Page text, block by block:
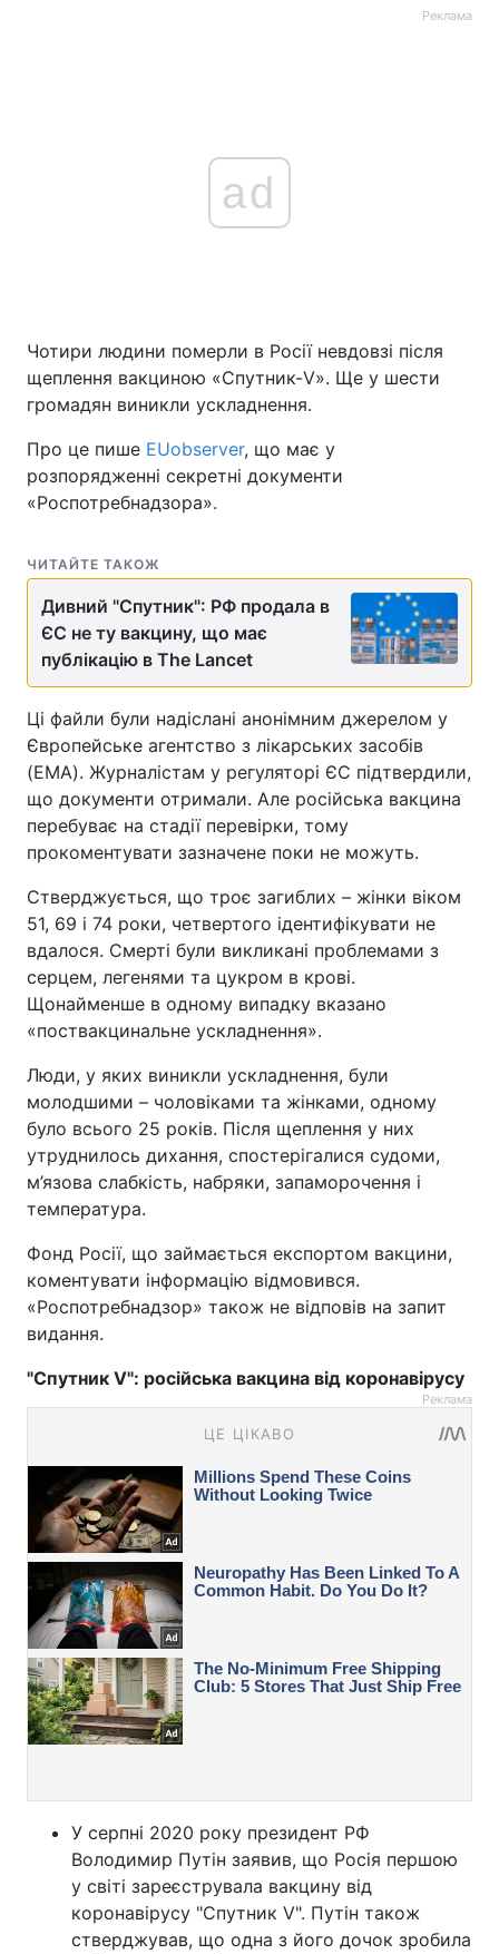
Реклама
ad
Чотири людини померли в Росії невдовзі після
щеплення вакциною «Спутник-V». Ще у шести
громадян виникли ускладнення.
Про це пише EUobserver, що має у
розпорядженні секретні документи
«Роспотребнадзора».
ЧИТАЙТЕ ТАКОЖ
Дивний "Спутник": РФ продала в
ЄС не ту вакцину, що має
публікацію в The Lancet
Ці файли були надіслані анонімним джерелом у
Європейське агентство з лікарських засобів
(EMA). Журналістам у регуляторі ЄС підтвердили,
що документи отримали. Але російська вакцина
перебуває на стадії перевірки, тому
прокоментувати зазначене поки не можуть.
Стверджується, що троє загиблих – жінки віком
51, 69 і 74 роки, четвертого ідентифікувати не
вдалося. Смерті були викликані проблемами з
серцем, легенями та цукром в крові.
Щонайменше в одному випадку вказано
«поствакцинальне ускладнення».
Люди, у яких виникли ускладнення, були
молодшими – чоловіками та жінками, одному
було всього 25 років. Після щеплення у них
утруднилось дихання, спостерігалися судоми,
м’язова слабкість, набряки, запаморочення і
температура.
Фонд Росії, що займається експортом вакцини,
коментувати інформацію відмовився.
«Роспотребнадзор» також не відповів на запит
видання.
"Спутник V": російська вакцина від коронавірусу
Реклама
У серпні 2020 року президент РФ
Володимир Путін заявив, що Росія першою
у світі зареєструвала вакцину від
коронавірусу "Спутник V". Путін також
стверджував, що одна з його дочок зробила